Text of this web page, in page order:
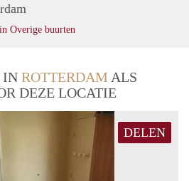
Overige buurten
IN ROTTERDAM ALS
DEZE LOCATIE
DELEN